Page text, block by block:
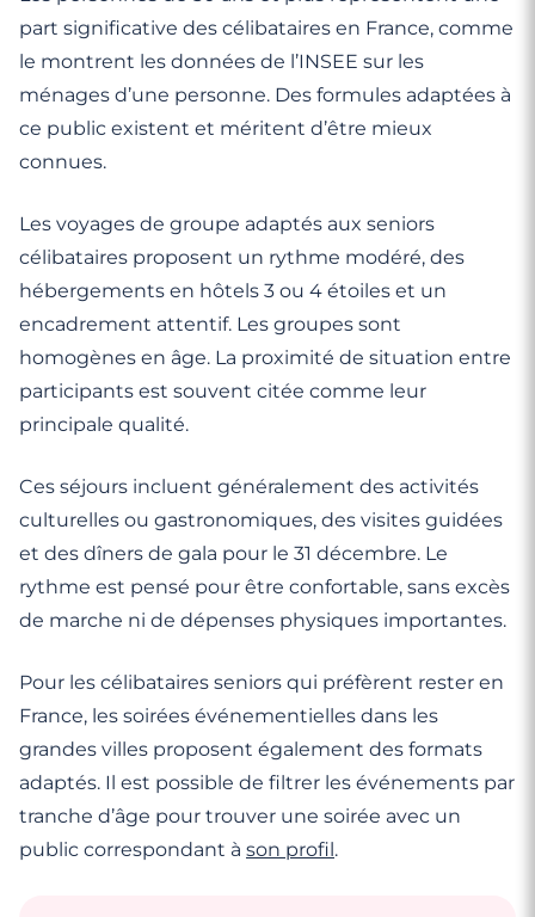
part significative des célibataires en France, comme
le montrent les données de l’INSEE sur les
ménages d’une personne. Des formules adaptées à
ce public existent et méritent d’être mieux
connues.
Les voyages de groupe adaptés aux seniors
célibataires proposent un rythme modéré, des
hébergements en hôtels 3 ou 4 étoiles et un
encadrement attentif. Les groupes sont
homogènes en âge. La proximité de situation entre
participants est souvent citée comme leur
principale qualité.
Ces séjours incluent généralement des activités
culturelles ou gastronomiques, des visites guidées
et des dîners de gala pour le 31 décembre. Le
rythme est pensé pour être confortable, sans excès
de marche ni de dépenses physiques importantes.
Pour les célibataires seniors qui préfèrent rester en
France, les soirées événementielles dans les
grandes villes proposent également des formats
adaptés. Il est possible de filtrer les événements par
tranche d’âge pour trouver une soirée avec un
public correspondant à son profil.